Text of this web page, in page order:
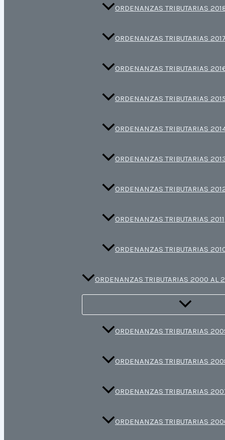
ORDENANZAS TRIBUTARIAS
ORDENANZAS TRIBUTARIAS 2017
ORDENANZAS TRIBUTARIAS
ORDENANZAS TRIBUTARIAS 2015
ORDENANZAS TRIBUTARIAS
ORDENANZAS TRIBUTARIAS
ORDENANZAS TRIBUTARIAS
ORDENANZAS TRIBUTARIAS 2011
ORDENANZAS TRIBUTARIAS
ORDENANZAS TRIBUTARIAS 2000 AL
ORDENANZAS TRIBUTARIAS
ORDENANZAS TRIBUTARIAS
ORDENANZAS TRIBUTARIAS
ORDENANZAS TRIBUTARIAS